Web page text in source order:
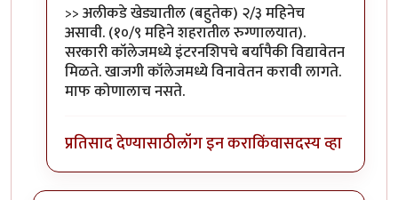
>> अलीकडे खेड्यातील (बहुतेक) २/३ महिनेच
असावी. (१०/९ महिने शहरातील रुग्णालयात).
सरकारी कॉलेजमध्ये इंटरनशिपचे बर्यापैकी विद्यावेतन
मिळते. खाजगी कॉलेजमध्ये विनावेतन करावी लागते.
माफ कोणालाच नसते.
प्रतिसाद देण्यासाठीलॉग इन कराकिंवासदस्य व्हा